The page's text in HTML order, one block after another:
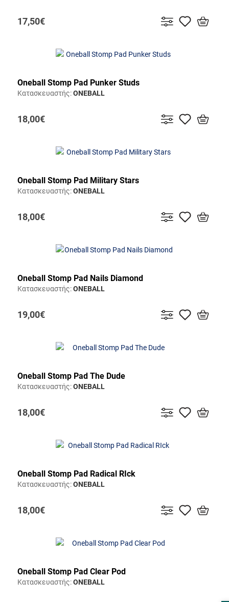
17,50€
Oneball Stomp Pad Punker Studs
Κατασκευαστής:ONEBALL
18,00€
Oneball Stomp Pad Military Stars
Κατασκευαστής:ONEBALL
18,00€
Oneball Stomp Pad Nails Diamond
Κατασκευαστής:ONEBALL
19,00€
Oneball Stomp Pad The Dude
Κατασκευαστής:ONEBALL
18,00€
Oneball Stomp Pad Radical RIck
Κατασκευαστής:ONEBALL
18,00€
Oneball Stomp Pad Clear Pod
Κατασκευαστής:ONEBALL